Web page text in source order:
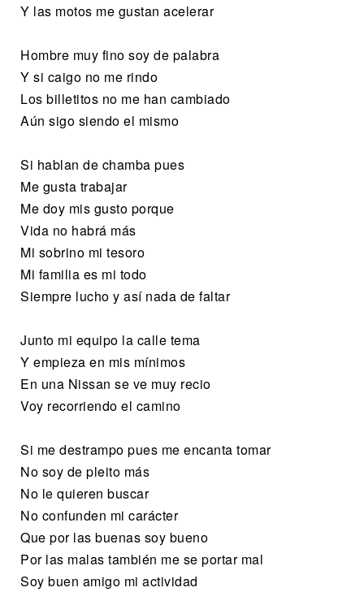
Y las motos me gustan acelerar
Hombre muy fino soy de palabra
Y si caigo no me rindo
Los billetitos no me han cambiado
Aún sigo siendo el mismo
Si hablan de chamba pues
Me gusta trabajar
Me doy mis gusto porque
Vida no habrá más
Mi sobrino mi tesoro
Mi familia es mi todo
Siempre lucho y así nada de faltar
Junto mi equipo la calle tema
Y empieza en mis mínimos
En una Nissan se ve muy recio
Voy recorriendo el camino
Si me destrampo pues me encanta tomar
No soy de pleito más
No le quieren buscar
No confunden mi carácter
Que por las buenas soy bueno
Por las malas también me se portar mal
Soy buen amigo mi actividad